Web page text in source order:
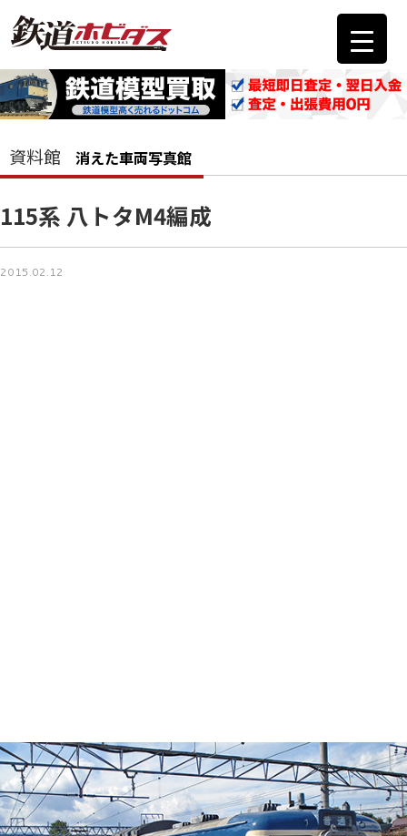
資料館 消えた車両写真館
115系 八トタM4編成
2015.02.12